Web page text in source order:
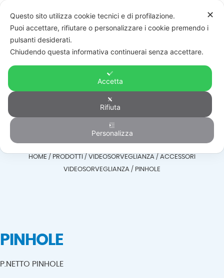
Accessori
Videosorveglianza
HOME / PRODOTTI / VIDEOSORVEGLIANZA / ACCESSORI
VIDEOSORVEGLIANZA / PINHOLE
PINHOLE
P.NETTO PINHOLE
✕
Questo sito utilizza cookie tecnici e di profilazione.
Puoi accettare, rifiutare o personalizzare i cookie premendo i
pulsanti desiderati.
Chiudendo questa informativa continuerai senza accettare.
Accetta
Rifiuta
Personalizza